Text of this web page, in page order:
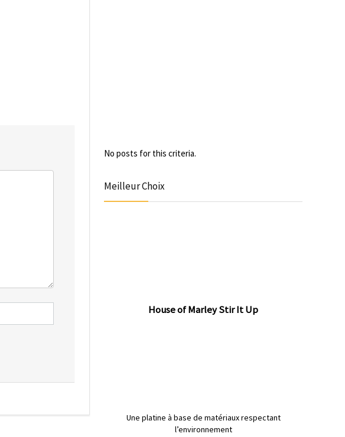
No posts for this criteria.
Meilleur Choix
House of Marley Stir It Up
Une platine à base de matériaux respectant
l’environnement